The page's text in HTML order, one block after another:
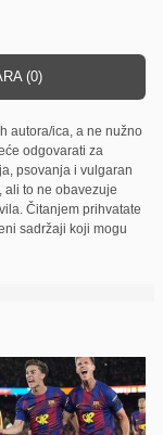
(0)
autora/ica, a ne nužno
odgovarati za
psovanja i vulgaran
to ne obavezuje
Čitanjem prihvatate
sadržaji koji mogu